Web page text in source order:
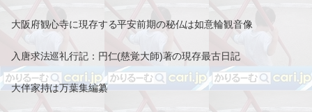
大阪府観心寺に現存する平安前期の秘仏は如意輪観音像
入唐求法巡礼行記：円仁(慈覚大師)著の現存最古日記
大伴家持は万葉集編纂